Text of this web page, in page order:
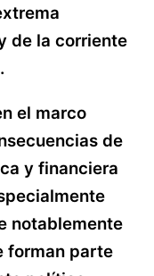
de la corriente
el marco
de
y financiera
notablemente
forman parte